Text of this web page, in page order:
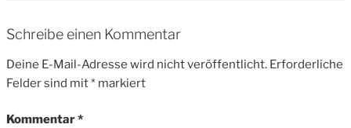
Schreibe einen Kommentar
Deine E-Mail-Adresse wird nicht veröffentlicht. Erforderliche
Felder sind mit* markiert
Kommentar*